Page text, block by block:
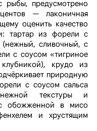
рыбы, предусмотрено
— лаконичная
оценить качество
тартар из форели с
сливочный, с
с соусом «тигриное
крудо из
природную
с соусом сальса
текстуры и
обожженной в мисо
и хрустящим